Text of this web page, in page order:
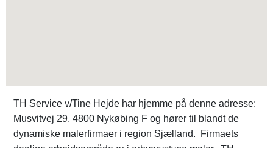
TH Service v/Tine Hejde har hjemme på denne adresse:
Musvitvej 29, 4800 Nykøbing F og hører til blandt de
dynamiske malerfirmaer i region Sjælland. Firmaets